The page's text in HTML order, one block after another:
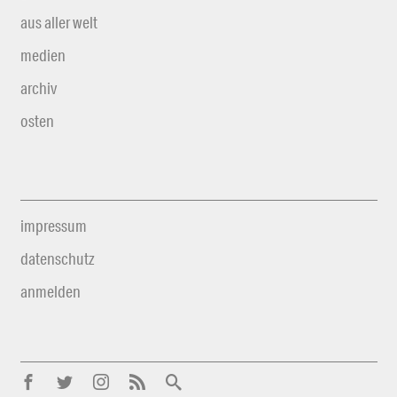
aus aller welt
medien
archiv
osten
impressum
datenschutz
anmelden